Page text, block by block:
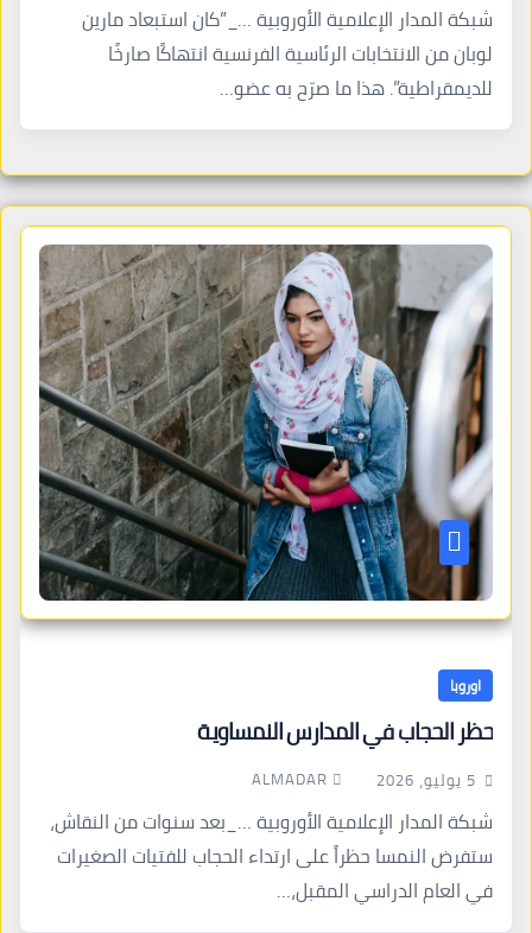
شبكة المدار الإعلامية الأوروبية …_”كان استبعاد مارين
لوبان من الانتخابات الرئاسية الفرنسية انتهاكًا صارخًا
للديمقراطية”. هذا ما صرّح به عضو…
اوروبا
حظر الحجاب في المدارس النمساوية
5 يوليو، 2026 ALMADAR
شبكة المدار الإعلامية الأوروبية …_بعد سنوات من النقاش،
ستفرض النمسا حظراً على ارتداء الحجاب للفتيات الصغيرات
في العام الدراسي المقبل،…